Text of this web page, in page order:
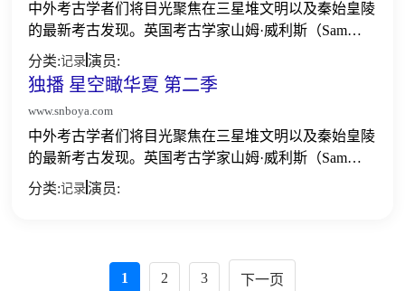
中外考古学者们将目光聚焦在三星堆文明以及秦始皇陵
的最新考古发现。英国考古学家山姆·威利斯（Sam
Willis）带着诸多疑问和好奇，踏上中华文明探秘之
旅，借助卫星遥感、数字摄影测量、雷达激光扫描、三
维...
分类:记录演员:
独播 星空瞰华夏 第二季
www.snboya.com
中外考古学者们将目光聚焦在三星堆文明以及秦始皇陵
的最新考古发现。英国考古学家山姆·威利斯（Sam
Willis）带着诸多疑问和好奇，踏上中华文明探秘之
分类:记录演员:
1 2 3 下一页